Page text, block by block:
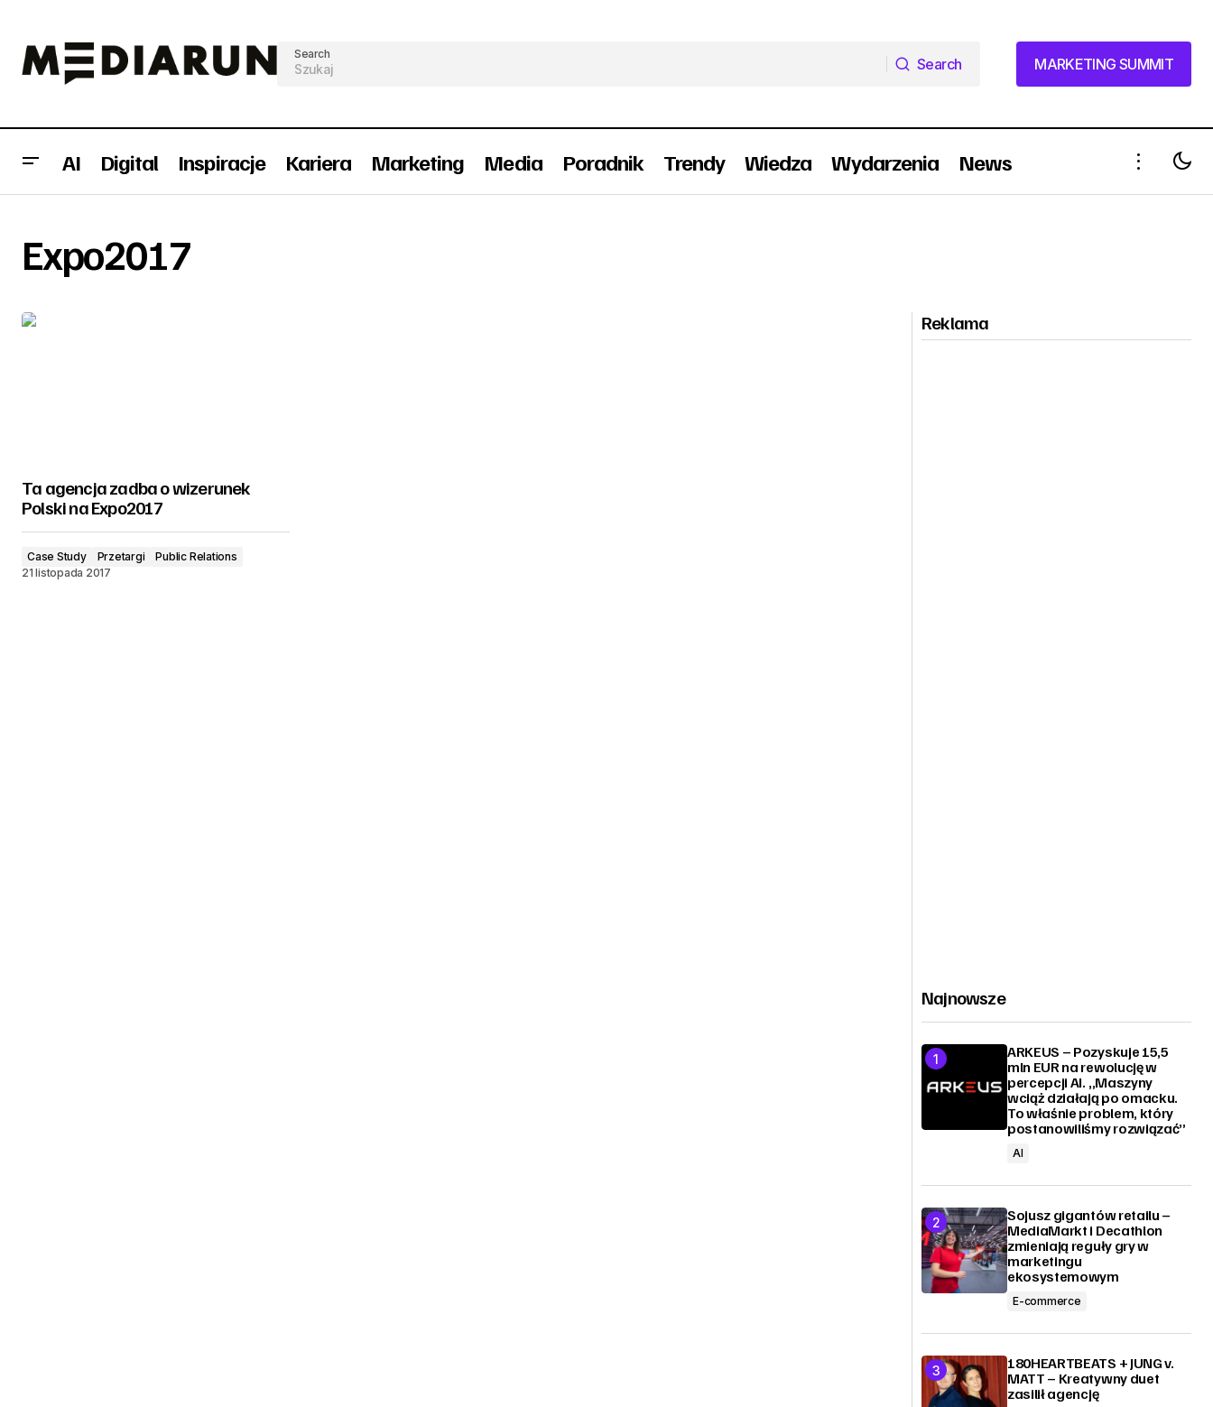
Search
Search
MARKETING SUMMIT
MARKETING SUMMIT
AI Digital Inspiracje Kariera Marketing Media Poradnik Trendy Wiedza Wydarzenia News
Expo2017
Ta agencja zadba o wizerunek
Polski na Expo2017
Case Study Przetargi
Public Relations
21 listopada 2017
Reklama
Najnowsze
ARKEUS – Pozyskuje 15,5
mln EUR na rewolucję w
percepcji AI. „Maszyny
wciąż działają po omacku.
To właśnie problem, który
postanowiliśmy rozwiązać”
AI
Sojusz gigantów retailu –
MediaMarkt i Decathlon
zmieniają reguły gry w
marketingu
ekosystemowym
E-commerce
180HEARTBEATS + JUNG v.
MATT – Kreatywny duet
zasilił agencję